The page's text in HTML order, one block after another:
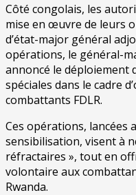
Côté congolais, les
mise en œuvre de leurs
d’état-major général
opérations, le général-
annoncé le déploiement
spéciales dans le cadre
combattants FDLR.
Ces opérations, lancées
sensibilisation, visent à
réfractaires », tout en
volontaire aux
Rwanda.